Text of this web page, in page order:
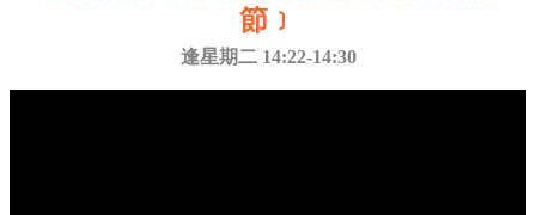
節﹞
逢星期二 14:22-14:30